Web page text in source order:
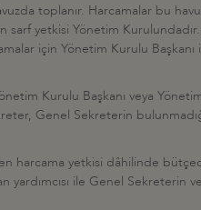
toplanır. Harcamalar bu
sarf yetkisi Yönetim
için Yönetim Kurulu
Kurulu Başkanı veya
Genel Sekreterin
harcama yetkisi dâhilinde
yardımcısı ile Genel Sekreterin